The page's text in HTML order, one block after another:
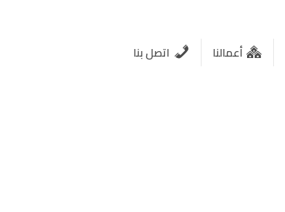
أعمالنا اتصل بنا